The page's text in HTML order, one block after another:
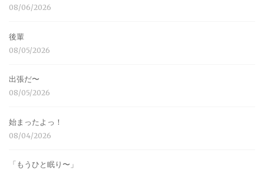
08/06/2026
後輩
08/05/2026
出張だ〜
08/05/2026
始まったよっ！
08/04/2026
「もうひと眠り〜」